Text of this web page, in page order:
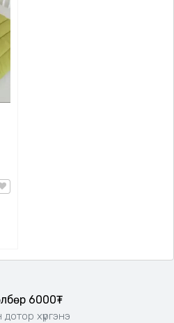
6000₮
хүргэнэ